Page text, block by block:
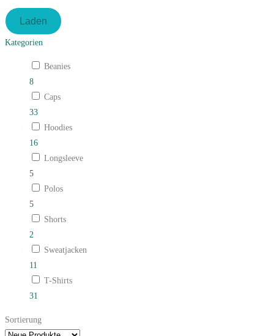
Laden
Kategorien
Beanies
8
Caps
33
Hoodies
16
Longsleeve
5
Polos
5
Shorts
2
Sweatjacken
11
T-Shirts
31
Sortierung